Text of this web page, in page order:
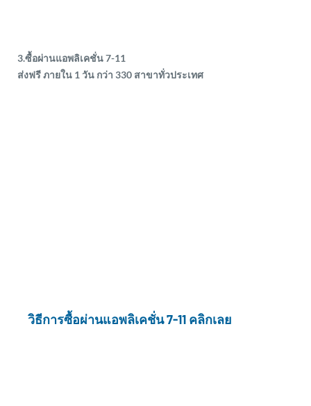
3.ซื้อผ่านแอพลิเคชั่น 7-11
ส่งฟรี ภายใน 1 วัน กว่า 330 สาขาทั่วประเทศ
วิธีการซื้อผ่านแอพลิเคชั่น 7-11 คลิกเลย